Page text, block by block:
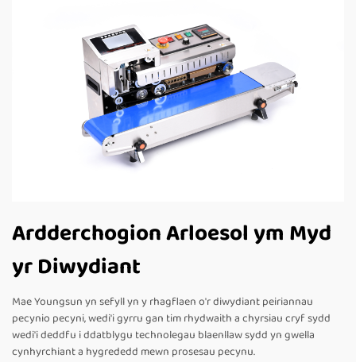
Ardderchogion Arloesol ym Myd
yr Diwydiant
Mae Youngsun yn sefyll yn y rhagflaen o'r diwydiant peiriannau
pecynio pecyni, wedi'i gyrru gan tim rhydwaith a chyrsiau cryf sydd
wedi'i deddfu i ddatblygu technolegau blaenllaw sydd yn gwella
cynhyrchiant a hygrededd mewn prosesau pecynu.